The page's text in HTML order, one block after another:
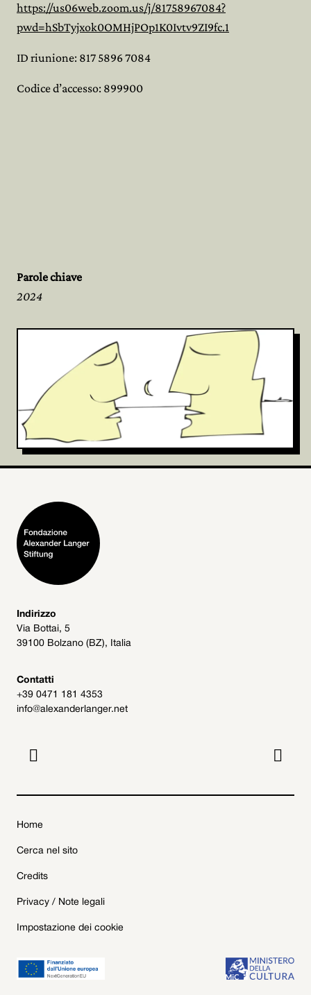
https://us06web.zoom.us/j/81758967084?
pwd=hSbTyjxok0OMHjPOp1K0Ivtv9ZI9fc.1
ID riunione: 817 5896 7084
Codice d’accesso: 899900
Parole chiave
2024
Indirizzo
Via Bottai, 5
39100 Bolzano (BZ), Italia
Contatti
+39 0471 181 4353
info@alexanderlanger.net
 
Home
Cerca nel sito
Credits
Privacy / Note legali
Impostazione dei cookie